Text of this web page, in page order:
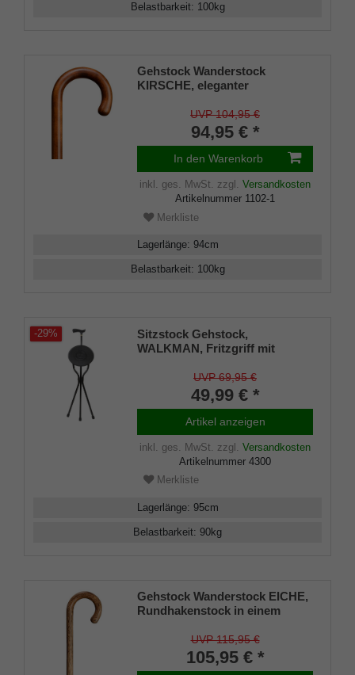
Belastbarkeit: 100kg
Gehstock Wanderstock
KIRSCHE, eleganter
Stück gebogen, aus edlem
Kirschbaum-Holz, leicht
geflammt und handpoliert.
UVP 104,95 €
94,95 € *
In den Warenkorb
inkl. ges. MwSt. zzgl. Versandkosten
Artikelnummer 1102-1
Merkliste
Lagerlänge: 94cm
Belastbarkeit: 100kg
-29%
Sitzstock Gehstock,
WALKMAN, Fritzgriff mit
Dreibeinsitz mit Sitzfläche,
Sitzhöhe 56 cm, Gehhöhe 95
cm, inklusive rutschfesten
Gummipuffern
UVP 69,95 €
49,99 € *
Artikel anzeigen
inkl. ges. MwSt. zzgl. Versandkosten
Artikelnummer 4300
Merkliste
Lagerlänge: 95cm
Belastbarkeit: 90kg
Gehstock Wanderstock EICHE,
Rundhakenstock in einem
Eichenholz, geölt und
versiegelt, 94 cm, inkl.
Gummipuffer
UVP 115,95 €
105,95 € *